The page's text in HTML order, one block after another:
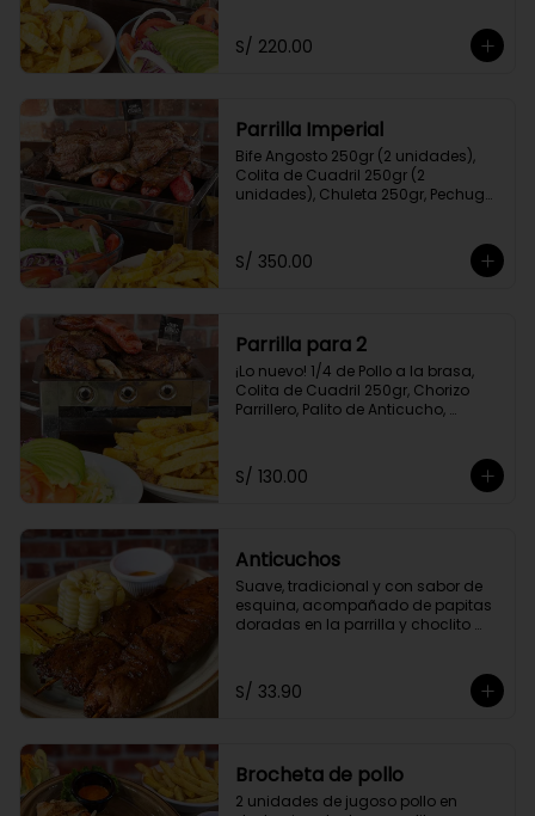
de Papas Amarillas Fritas y
Ensalada Parrillera.
S/ 220.00
Parrilla Imperial
Bife Angosto 250gr (2 unidades),
Colita de Cuadril 250gr (2
unidades), Chuleta 250gr, Pechuga
Champiñones, Porción de Papa
Amarilla Frita y Ensalada Parrillera
S/ 350.00
Parrilla para 2
¡Lo nuevo! 1/4 de Pollo a la brasa,
Colita de Cuadril 250gr, Chorizo
Parrillero, Palito de Anticucho,
Parrillera.
S/ 130.00
Anticuchos
Suave, tradicional y con sabor de
esquina, acompañado de papitas
doradas en la parrilla y choclito
S/ 33.90
Brocheta de pollo
2 unidades de jugoso pollo en